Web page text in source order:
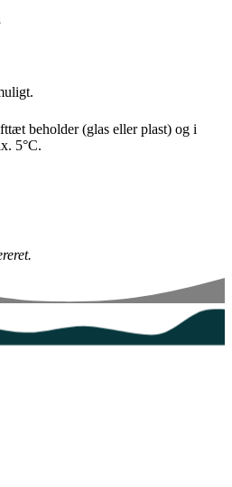
beholder (glas eller plast) og i
5°C.